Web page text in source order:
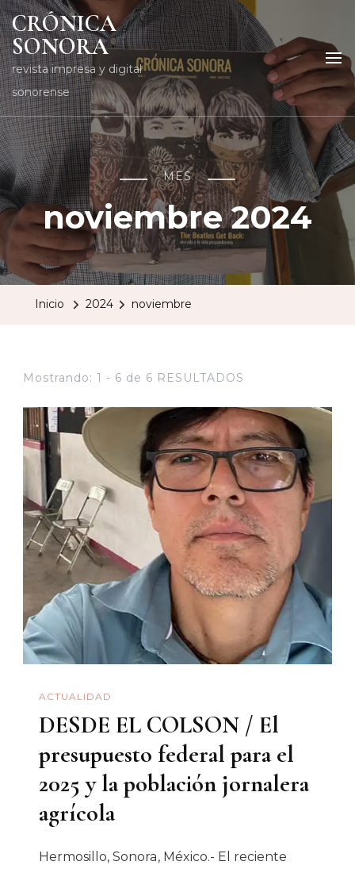
CRÓNICA
SONORA
revista impresa y digital
sonorense
MES
noviembre 2024
Inicio 2024 noviembre
Mostrando: 1 - 6 de 6 RESULTADOS
ACTUALIDAD
DESDE EL COLSON / El
presupuesto federal para el
2025 y la población jornalera
agrícola
Hermosillo, Sonora, México.- El reciente